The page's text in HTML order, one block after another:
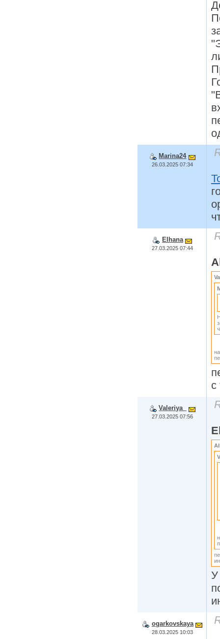
Marina24
26.03.2025 07:34
Elhana
27.03.2025 07:44
с
Valeriya_
27.03.2025 07:56
У
ogarkovskaya
28.03.2025 10:03